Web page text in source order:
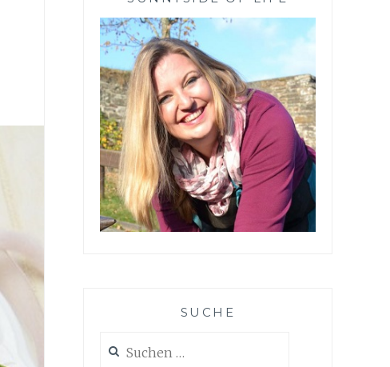
SUCHE
nach: